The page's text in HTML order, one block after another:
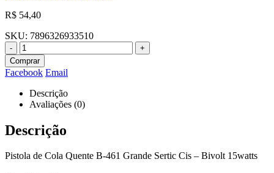
R$ 54,40
SKU: 7896326933510
-
+
Comprar
Facebook Email
Descrição
Avaliações (0)
Descrição
Pistola de Cola Quente B-461 Grande Sertic Cis – Bivolt 15watts